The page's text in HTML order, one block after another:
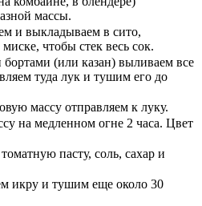
массы.
и выкладываем в сито,
чтобы стек весь сок.
(или казан) выливаем все
туда лук и тушим его до
массу отправляем к луку.
на медленном огне 2 часа. Цвет
пасту, соль, сахар и
икру и тушим еще около 30